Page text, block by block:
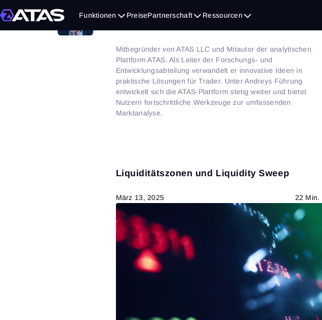
Funktionen PreisePartnerschaft Ressourcen
8artikel
Mitbegründer von ATAS LLC und Mitautor der analytischen
Plattform ATAS. Als Leiter der Forschungs- und
Entwicklungsabteilung verwandelt er innovative Ideen in
praktische Lösungen für Trader. Unter Andreys Führung
entwickelt sich die ATAS-Plattform stetig weiter und bietet
Nutzern fortschrittliche Werkzeuge zur umfassenden
Marktanalyse.
Liquiditätszonen und Liquidity Sweep
März 13, 2025 22 Min.